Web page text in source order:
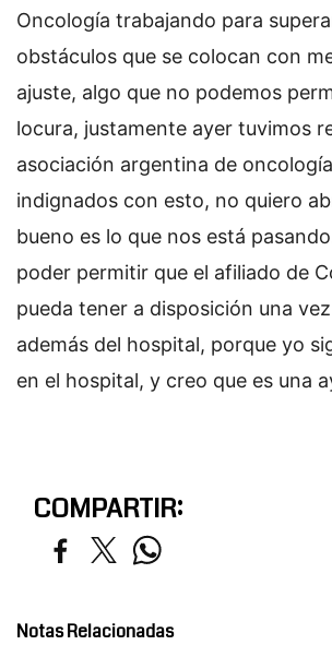
Oncología trabajando para
obstáculos que se colocan con
ajuste, algo que no podemos
locura, justamente ayer tuvimos
asociación argentina de
indignados con esto, no quiero
bueno es lo que nos está
poder permitir que el afiliado de
pueda tener a disposición una
además del hospital, porque yo
en el hospital, y creo que es una
COMPARTIR:
Notas Relacionadas